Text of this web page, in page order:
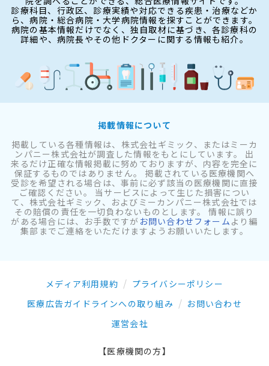
診療科目、行政区、診療実績や対応できる疾患・治療などか
ら、病院・総合病院・大学病院情報を探すことができます。
病院の基本情報だけでなく、独自取材に基づき、各診療科の
詳細や、病院長やその他ドクターに関する情報も紹介。
掲載情報について
掲載している各種情報は、株式会社ギミック、またはミーカ
ンパニー株式会社が調査した情報をもとにしています。 出
来るだけ正確な情報掲載に努めておりますが、内容を完全に
保証するものではありません。 掲載されている医療機関へ
受診を希望される場合は、事前に必ず該当の医療機関に直接
ご確認ください。 当サービスによって生じた損害につい
て、株式会社ギミック、およびミーカンパニー株式会社では
その賠償の責任を一切負わないものとします。 情報に誤り
がある場合には、お手数ですが お問い合わせフォーム より編
集部までご連絡をいただけますようお願いいたします。
メディア利用規約
プライバシーポリシー
医療広告ガイドラインへの取り組み
お問い合わせ
運営会社
【医療機関の方】